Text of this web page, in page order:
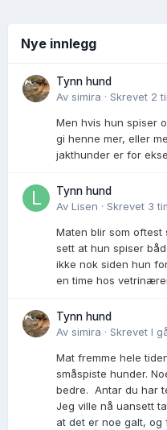
Nye innlegg
Tynn hund
Av simira · Skrevet 2
Men hvis hun spiser
gi henne mer, eller
jakthunder er for
Tynn hund
Av Lisen · Skrevet 3
Maten blir som oftest
sett at hun spiser
ikke nok siden hun
en time hos
Tynn hund
Av simira · Skrevet I
Mat fremme hele
småspiste hunder.
bedre. Antar du har
Jeg ville nå uansett
at det er noe galt, og